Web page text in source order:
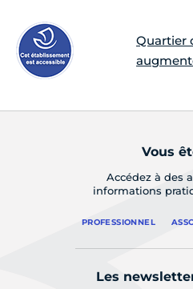
Quartier
Vous
Accédez à des
informations
PROFESSIONNEL
Les